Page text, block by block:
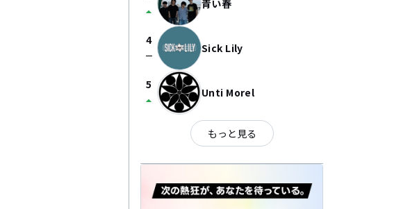
arrow_drop_up 青い春
4
check_indeterminate_small Sick Lily
5
arrow_drop_up Unti Morel
もっと見る